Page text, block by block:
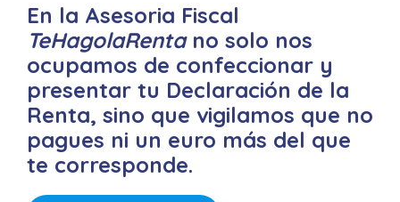
En la Asesoria Fiscal
TeHagolaRentano solo nos
ocupamos de confeccionar y
presentar tu Declaración de la
Renta, sino que vigilamos que no
pagues ni un euro más del que
te corresponde.